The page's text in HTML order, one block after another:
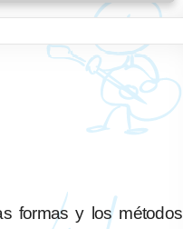
formas y los métodos